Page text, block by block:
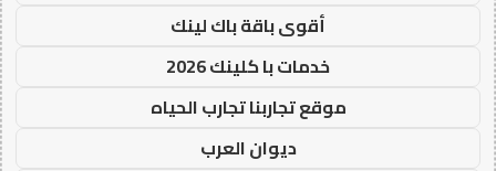
أقوى باقة باك لينك
خدمات با كلينك 2026
موقع تجاربنا تجارب الحياه
ديوان العرب